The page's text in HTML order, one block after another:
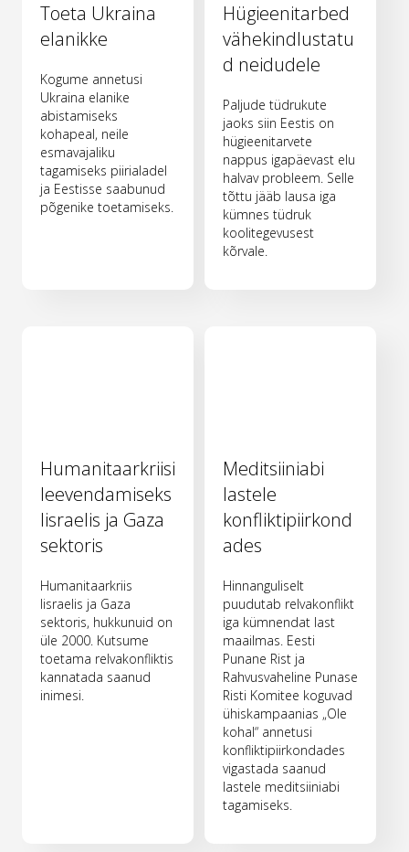
Toeta Ukraina
elanikke
Kogume annetusi
Ukraina elanike
abistamiseks
kohapeal, neile
esmavajaliku
tagamiseks piirialadel
ja Eestisse saabunud
põgenike toetamiseks.
Hügieenitarbed
vähekindlustatu
d neidudele
Paljude tüdrukute
jaoks siin Eestis on
hügieenitarvete
nappus igapäevast elu
halvav probleem. Selle
tõttu jääb lausa iga
kümnes tüdruk
koolitegevusest
kõrvale.
Humanitaarkriisi
leevendamiseks
Iisraelis ja Gaza
sektoris
Humanitaarkriis
Iisraelis ja Gaza
sektoris, hukkunuid on
üle 2000. Kutsume
toetama relvakonfliktis
kannatada saanud
inimesi.
Meditsiiniabi
lastele
konfliktipiirkond
ades
Hinnanguliselt
puudutab relvakonflikt
iga kümnendat last
maailmas. Eesti
Punane Rist ja
Rahvusvaheline Punase
Risti Komitee koguvad
ühiskampaanias „Ole
kohal“ annetusi
konfliktipiirkondades
vigastada saanud
lastele meditsiiniabi
tagamiseks.